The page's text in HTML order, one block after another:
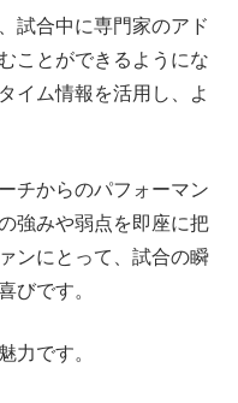
試合中に専門家のアド
ことができるようにな
イム情報を活用し、よ
チからのパフォーマン
強みや弱点を即座に把
ンにとって、試合の瞬
びです。
力です。